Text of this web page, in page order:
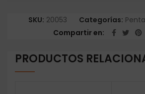
SKU: 20053 Categorías:
Compartir en
PRODUCTOS